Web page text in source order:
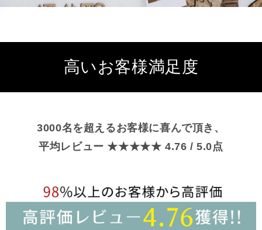
高いお客様満足度
3000名を超えるお客様に喜んで頂き、
平均レビュー ★★★★★ 4.76 / 5.0点